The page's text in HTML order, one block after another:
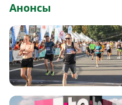
Анонсы